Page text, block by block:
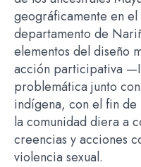
geográficamente en
departamento de
elementos del diseño
acción participativa
problemática junto
indígena, con el fin
la comunidad diera a
creencias y acciones
violencia sexual.